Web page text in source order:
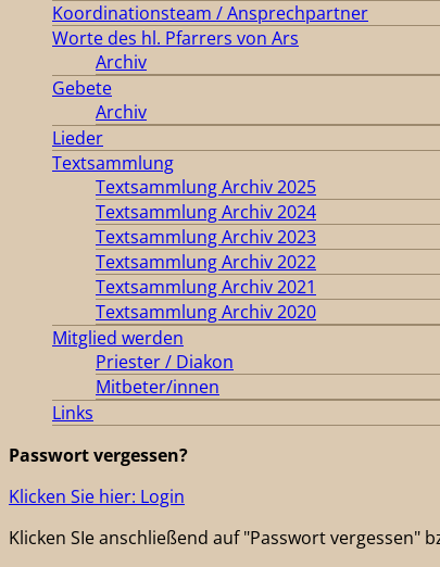
Koordinationsteam / Ansprechpartner
Worte des hl. Pfarrers von Ars
Archiv
Gebete
Archiv
Lieder
Textsammlung
Textsammlung Archiv 2025
Textsammlung Archiv 2024
Textsammlung Archiv 2023
Textsammlung Archiv 2022
Textsammlung Archiv 2021
Textsammlung Archiv 2020
Mitglied werden
Priester / Diakon
Mitbeter/innen
Links
Passwort vergessen?
Klicken Sie hier: Login
Klicken SIe anschließend auf "Passwort vergessen"